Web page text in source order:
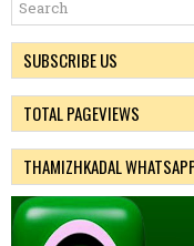
SUBSCRIBE US
TOTAL PAGEVIEWS
THAMIZHKADAL